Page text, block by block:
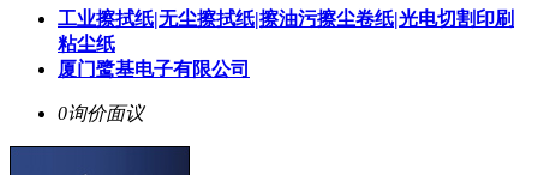
工业擦拭纸|无尘擦拭纸|擦油污擦尘卷纸|光电切割印刷
粘尘纸
厦门鹭基电子有限公司
0询价面议